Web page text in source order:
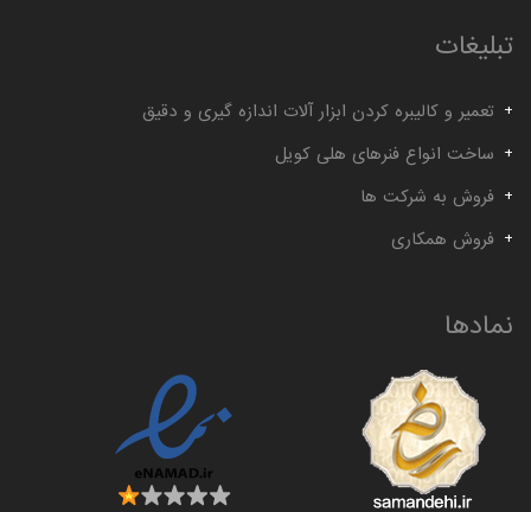
تبلیغات
تعمیر و کالیبره کردن ابزار آلات اندازه گیری و دقیق
ساخت انواع فنرهای هلی کویل
فروش به شرکت ها
فروش همکاری
نمادها